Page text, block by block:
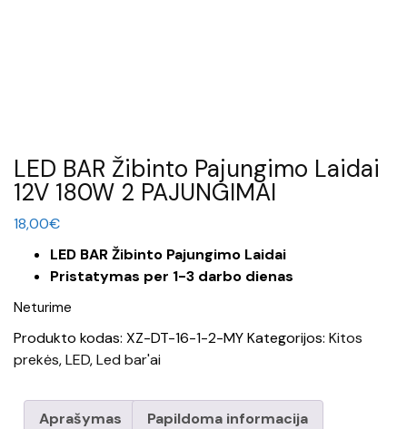
LED BAR Žibinto Pajungimo Laidai
12V 180W 2 PAJUNGIMAI
18,00€
LED BAR Žibinto Pajungimo Laidai
Pristatymas per 1-3 darbo dienas
Neturime
Produkto kodas: XZ-DT-16-1-2-MYKategorijos: Kitos
prekės,LED,Led bar'ai
Aprašymas
Papildoma informacija